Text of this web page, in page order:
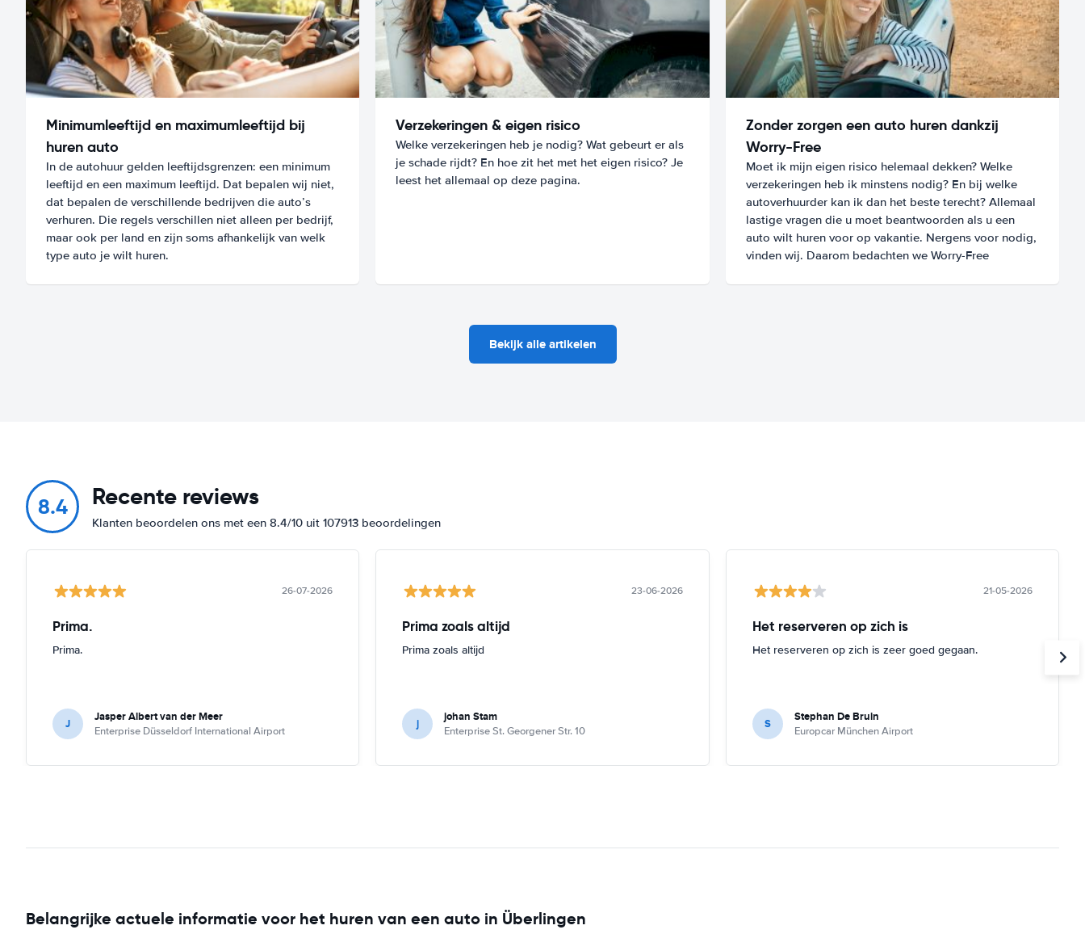
Minimumleeftijd en maximumleeftijd bij
huren auto
In de autohuur gelden leeftijdsgrenzen: een minimum
leeftijd en een maximum leeftijd. Dat bepalen wij niet,
dat bepalen de verschillende bedrijven die auto’s
verhuren. Die regels verschillen niet alleen per bedrijf,
maar ook per land en zijn soms afhankelijk van welk
type auto je wilt huren.
Verzekeringen & eigen risico
Welke verzekeringen heb je nodig? Wat gebeurt er als
je schade rijdt? En hoe zit het met het eigen risico? Je
leest het allemaal op deze pagina.
Zonder zorgen een auto huren dankzij
Worry-Free
Moet ik mijn eigen risico helemaal dekken? Welke
verzekeringen heb ik minstens nodig? En bij welke
autoverhuurder kan ik dan het beste terecht? Allemaal
lastige vragen die u moet beantwoorden als u een
auto wilt huren voor op vakantie. Nergens voor nodig,
vinden wij. Daarom bedachten we Worry-Free
Bekijk alle artikelen
8.4 Recente reviews
Klanten beoordelen ons met een 8.4/10 uit 107913 beoordelingen
26-07-2026
Prima.
Prima.
J Jasper Albert van der Meer
Enterprise Düsseldorf International Airport
23-06-2026
Prima zoals altijd
Prima zoals altijd
j johan Stam
Enterprise St. Georgener Str. 10
21-05-2026
Het reserveren op zich is
Het reserveren op zich is zeer goed gegaan.
S Stephan De Bruin
Europcar München Airport
Belangrijke actuele informatie voor het huren van een auto in Überlingen